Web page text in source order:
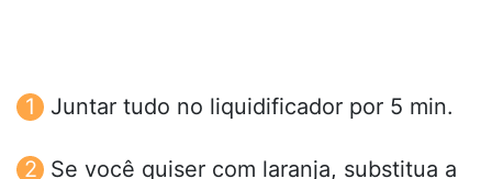
Juntar tudo no liquidificador por 5 min.
Se você quiser com laranja, substitua a